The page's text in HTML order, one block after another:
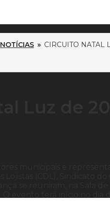
NOTÍCIAS » CIRCUITO NATAL